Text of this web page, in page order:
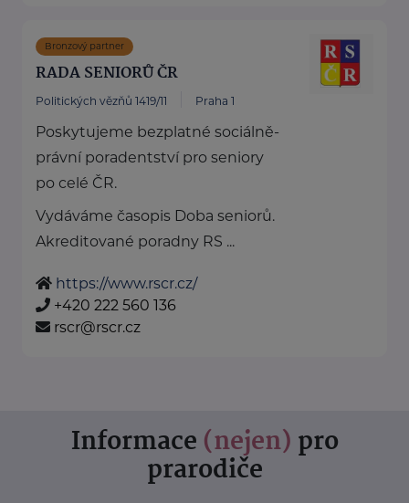
Bronzový partner
RADA SENIORŮ ČR
Politických vězňů 1419/11 Praha 1
Poskytujeme bezplatné sociálně-
právní poradentství pro seniory
po celé ČR.
Vydáváme časopis Doba seniorů.
Akreditované poradny RS ...
https://www.rscr.cz/
+420 222 560 136
rscr@rscr.cz
Informace (nejen) pro
prarodiče